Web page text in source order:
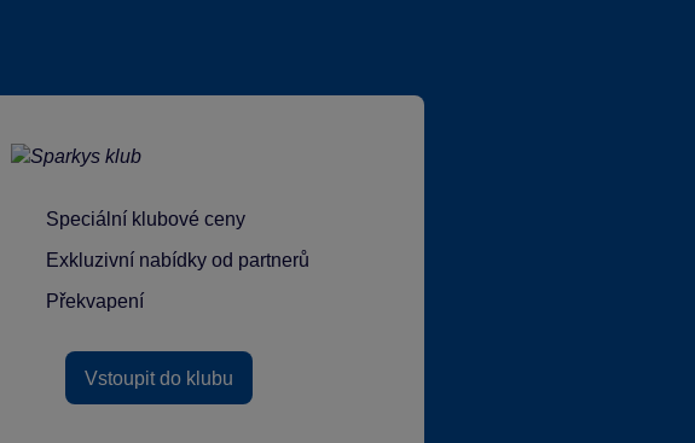
Speciální klubové ceny
Exkluzivní nabídky od partnerů
Překvapení
Vstoupit do klubu